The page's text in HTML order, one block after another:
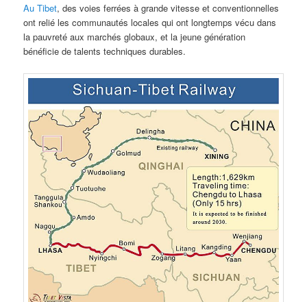
Au Tibet, des voies ferrées à grande vitesse et conventionnelles
ont relié les communautés locales qui ont longtemps vécu dans
la pauvreté aux marchés globaux, et la jeune génération
bénéficie de talents techniques durables.